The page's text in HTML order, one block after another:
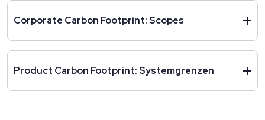
Corporate Carbon Footprint: Scopes
Product Carbon Footprint: Systemgrenzen